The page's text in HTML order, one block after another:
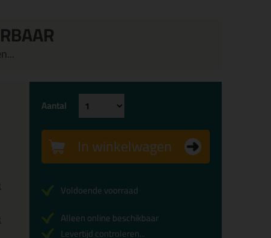
Aantal
In winkelwagen
Voldoende voorraad
Alleen online beschikbaar
Levertijd controleren...